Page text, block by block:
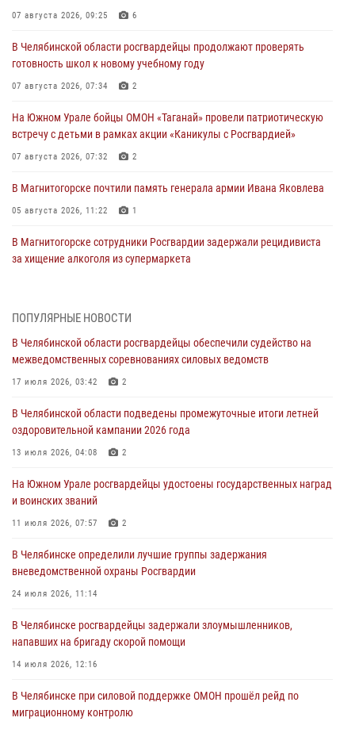
07 августа 2026, 09:25 6
В Челябинской области росгвардейцы продолжают проверять
готовность школ к новому учебному году
07 августа 2026, 07:34 2
На Южном Урале бойцы ОМОН «Таганай» провели патриотическую
встречу с детьми в рамках акции «Каникулы с Росгвардией»
07 августа 2026, 07:32 2
В Магнитогорске почтили память генерала армии Ивана Яковлева
05 августа 2026, 11:22 1
В Магнитогорске сотрудники Росгвардии задержали рецидивиста
за хищение алкоголя из супермаркета
На Южном Урале спецназ Росгвардии провел военно-полевые
Росгвардейцы задержали трёх магазинных воров в Челябинске
На Южном Урале сотрудники Росгвардии задержали
подозреваемого в совершении убийства
В Челябинской области росгвардейцами по горячим следам
задержан подозреваемый в грабеже
ПОПУЛЯРНЫЕ НОВОСТИ
В Челябинской области росгвардейцы обеспечили судейство на
межведомственных соревнованиях силовых ведомств
17 июля 2026, 03:42 2
В Челябинской области подведены промежуточные итоги летней
оздоровительной кампании 2026 года
13 июля 2026, 04:08 2
На Южном Урале росгвардейцы удостоены государственных наград
и воинских званий
11 июля 2026, 07:57 2
В Челябинске определили лучшие группы задержания
вневедомственной охраны Росгвардии
24 июля 2026, 11:14
В Челябинске росгвардейцы задержали злоумышленников,
напавших на бригаду скорой помощи
14 июля 2026, 12:16
В Челябинске при силовой поддержке ОМОН прошёл рейд по
миграционному контролю